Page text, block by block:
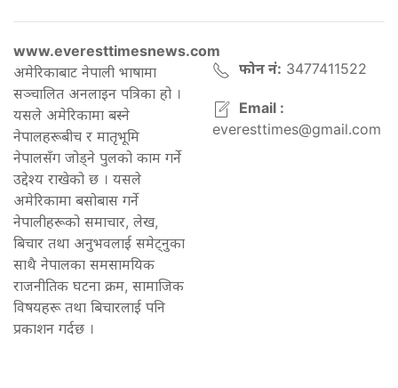
www.everesttimesnews.com
अमेरिकाबाट नेपाली भाषामा
सञ्चालित अनलाइन पत्रिका हो ।
यसले अमेरिकामा बस्ने
नेपालहरूबीच र मातृभूमि
नेपालसँग जोड्ने पुलको काम गर्ने
उद्देश्य राखेको छ । यसले
अमेरिकामा बसोबास गर्ने
नेपालीहरूको समाचार, लेख,
बिचार तथा अनुभवलाई समेट्नुका
साथै नेपालका समसामयिक
राजनीतिक घटना क्रम, सामाजिक
विषयहरू तथा बिचारलाई पनि
प्रकाशन गर्दछ ।
फोन नं: 3477411522
Email :
everesttimes@gmail.com